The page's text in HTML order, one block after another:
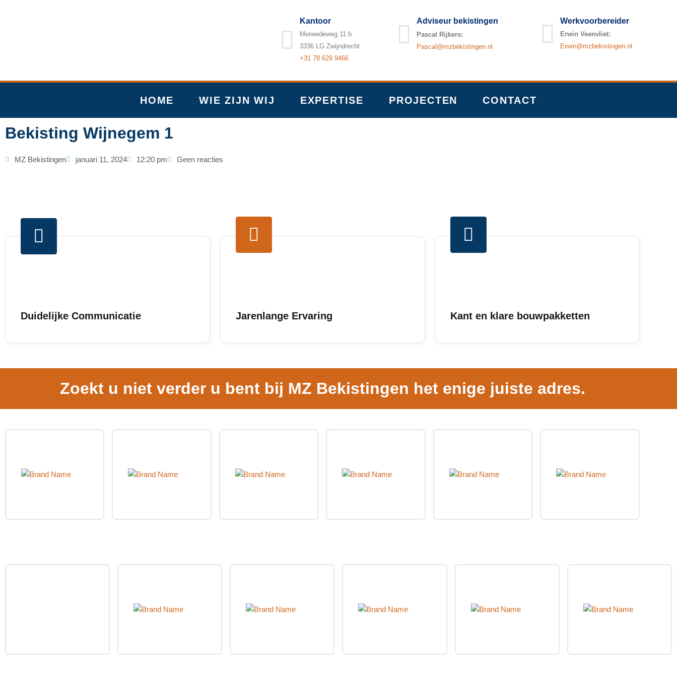
Kantoor
Merwedeweg 11 b
3336 LG Zwijndrecht
+31 78 629 9466
Adviseur bekistingen
Pascal Rijkers:
Pascal@mzbekistingen.nl
Werkvoorbereider
Erwin Veenvliet:
Erwin@mzbekistingen.nl
HOME WIE ZIJN WIJ EXPERTISE PROJECTEN CONTACT
Bekisting Wijnegem 1
MZ Bekistingen januari 11, 2024 12:20 pm Geen reacties
Duidelijke Communicatie Jarenlange Ervaring Kant en klare bouwpakketten
Zoekt u niet verder u bent bij MZ Bekistingen het enige juiste adres.